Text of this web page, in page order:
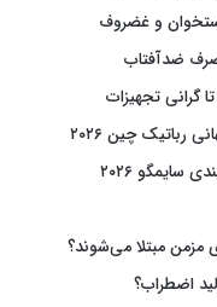
و غضروف
ضدآفتاب
گرانی تجهیزات
رباتیک چین ۲۰۲۶
۲۰۲۶
مزمن مبتلا می‌شوند؟
اضطراب؟